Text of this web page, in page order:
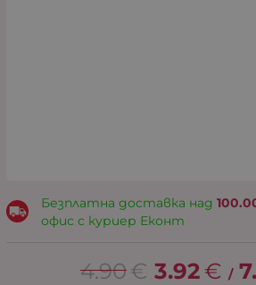
Безплатна доставка над
офис с куриер Еконт
4.90€ 3.92 € /